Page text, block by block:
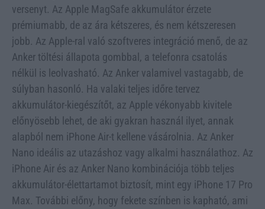
versenyt. Az Apple MagSafe akkumulátor érzete
prémiumabb, de az ára kétszeres, és nem kétszeresen
jobb. Az Apple-ral való szoftveres integráció menő, de az
Anker töltési állapota gombbal, a telefonra csatolás
nélkül is leolvasható. Az Anker valamivel vastagabb, de
súlyban hasonló. Ha valaki teljes időre tervez
akkumulátor-kiegészítőt, az Apple vékonyabb kivitele
előnyösebb lehet, de aki gyakran használ ilyet, annak
alapból nem iPhone Air-t kellene vásárolnia. Az Anker
Nano ideális az utazáshoz vagy alkalmi használathoz. Az
iPhone Air és az Anker Nano kombinációja több teljes
akkumulátor-élettartamot biztosít, mint egy iPhone 17 Pro
Max. További előny, hogy fekete színben is kapható, ami